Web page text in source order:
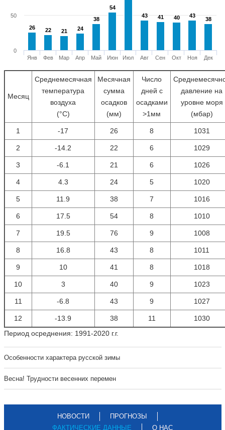
26
26 22
22 21
21 24
24
38
38
54
54
43
43 41
41 40
40 43
43
38
38
Янв Фев Мар Апр Май Июн Июл Авг Сен Окт Ноя Дек
0
50
Месяц
Среднемесячная
температура
воздуха
(°С)
Месячная
сумма
осадков
(мм)
Число
дней с
осадками
>1мм
давление на
уровне моря
(мбар)
1 -17 26 8 1031
2 -14.2 22 6 1029
3 -6.1 21 6 1026
4 4.3 24 5 1020
5 11.9 38 7 1016
6 17.5 54 8 1010
7 19.5 76 9 1008
8 16.8 43 8 1011
9 10 41 8 1018
10 3 40 9 1023
11 -6.8 43 9 1027
12 -13.9 38 11
1030
Период осреднения: 1991-2020 г.г.
Особенности характера русской зимы
Весна! Трудности весенних перемен
НОВОСТИ
ПРОГНОЗЫ
ФАКТИЧЕСКИЕ ДАННЫЕ
О НАС